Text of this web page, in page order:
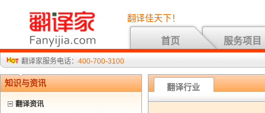
翻译佳天下！
首页 服务项目
翻译家服务电话： 400-700-3100
知识与资讯
翻译资讯
翻译行业